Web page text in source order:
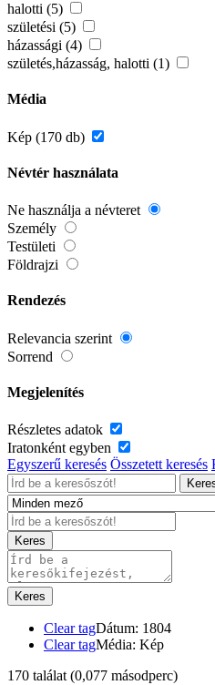
halotti (5)
születési (5)
házassági (4)
születés,házasság, halotti (1)
Média
Kép (170 db)
Névtér használata
Ne használja a névteret
Személy
Testületi
Földrajzi
Rendezés
Relevancia szerint
Sorrend
Megjelenítés
Részletes adatok
Iratonként egyben
Egyszerű keresés Összetett keresés
Keres
Keres
Clear tagDátum: 1804
Clear tagMédia: Kép
170 találat (0,077 másodperc)